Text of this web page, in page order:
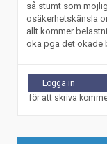
så stumt som
osäkerhetskänsla
allt kommer
öka pga det ökade
Logga in
för att skriva